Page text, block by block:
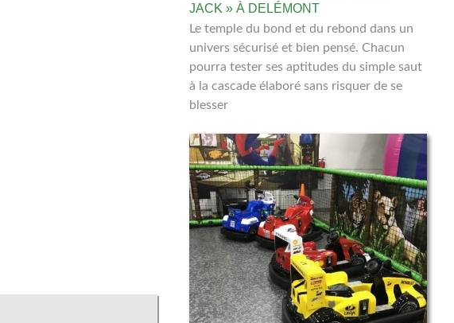
JACK » À DELÉMONT
Le temple du bond et du rebond dans un
univers sécurisé et bien pensé. Chacun
pourra tester ses aptitudes du simple saut
à la cascade élaboré sans risquer de se
blesser